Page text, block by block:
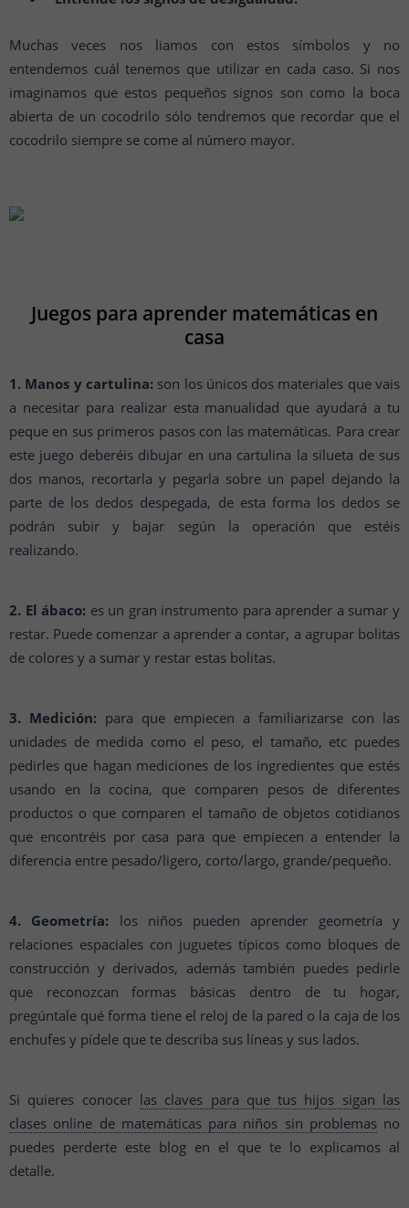
Muchas veces nos liamos con estos símbolos y no
entendemos cuál tenemos que utilizar en cada caso. Si nos
imaginamos que estos pequeños signos son como la boca
abierta de un cocodrilo sólo tendremos que recordar que el
cocodrilo siempre se come al número mayor.
Juegos para aprender matemáticas en
casa
1. Manos y cartulina:son los únicos dos materiales que vais
a necesitar para realizar esta manualidad que ayudará a tu
peque en sus primeros pasos con las matemáticas. Para crear
este juego deberéis dibujar en una cartulina la silueta de sus
dos manos, recortarla y pegarla sobre un papel dejando la
parte de los dedos despegada, de esta forma los dedos se
podrán subir y bajar según la operación que estéis
realizando.
2. El ábaco: es un gran instrumento para aprender a sumar y
restar. Puede comenzar a aprender a contar, a agrupar bolitas
de colores y a sumar y restar estas bolitas.
3. Medición: para que empiecen a familiarizarse con las
unidades de medida como el peso, el tamaño, etc puedes
pedirles que hagan mediciones de los ingredientes que estés
usando en la cocina, que comparen pesos de diferentes
productos o que comparen el tamaño de objetos cotidianos
que encontréis por casa para que empiecen a entender la
diferencia entre pesado/ligero, corto/largo, grande/pequeño.
4. Geometría: los niños pueden aprender geometría y
relaciones espaciales con juguetes típicos como bloques de
construcción y derivados, además también puedes pedirle
que reconozcan formas básicas dentro de tu hogar,
pregúntale qué forma tiene el reloj de la pared o la caja de los
enchufes y pídele que te describa sus líneas y sus lados.
Si quieres conocer las claves para que tus hijos sigan las
clases online de matemáticas para niños sin problemasno
puedes perderte este blog en el que te lo explicamos al
detalle.